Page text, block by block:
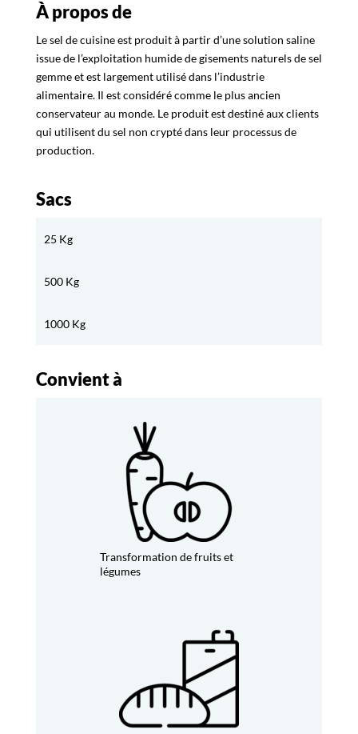
À propos de
Le sel de cuisine est produit à partir d’une solution saline
issue de l’exploitation humide de gisements naturels de sel
gemme et est largement utilisé dans l’industrie
alimentaire. Il est considéré comme le plus ancien
conservateur au monde. Le produit est destiné aux clients
qui utilisent du sel non crypté dans leur processus de
production.
Sacs
25 Kg
500 Kg
1000 Kg
Convient à
Transformation de fruits et
légumes